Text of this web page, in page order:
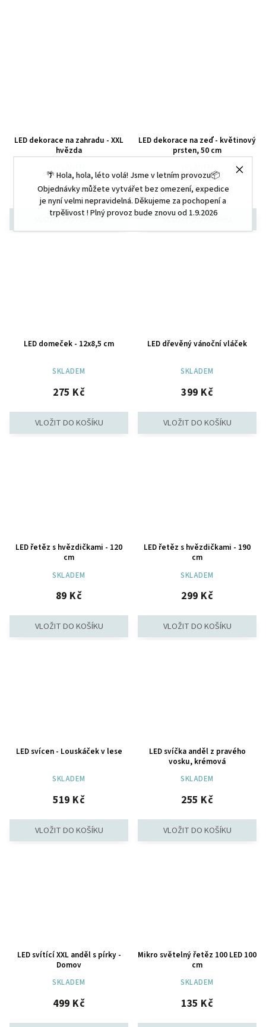
🌴 Hola, hola, léto volá! Jsme v letním provozu📦
Objednávky můžete vytvářet bez omezení, expedice
je nyní velmi nepravidelná. Děkujeme za pochopení a
trpělivost ! Plný provoz bude znovu od 1.9.2026
LED dekorace na zahradu - XXL
hvězda
999 Kč
LED dekorace na zeď - květinový
prsten, 50 cm
599 Kč
LED domeček - 12x8,5 cm
SKLADEM
275 Kč
LED dřevěný vánoční vláček
SKLADEM
399 Kč
LED řetěz s hvězdičkami - 120
cm
SKLADEM
89 Kč
LED řetěz s hvězdičkami - 190
cm
SKLADEM
299 Kč
LED svícen - Louskáček v lese
SKLADEM
519 Kč
LED svíčka anděl z pravého
vosku, krémová
SKLADEM
255 Kč
LED svítící XXL anděl s pírky -
Domov
SKLADEM
499 Kč
Mikro světelný řetěz 100 LED 100
cm
SKLADEM
135 Kč